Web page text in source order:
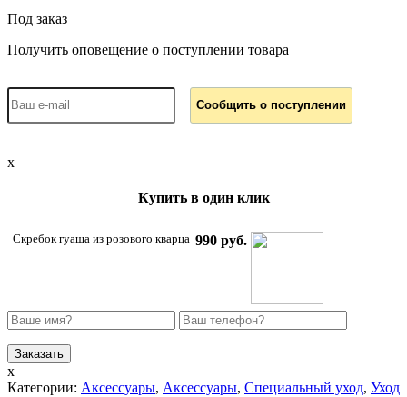
Под заказ
Получить оповещение о поступлении товара
x
Купить в один клик
Скребок гуаша из розового кварца 990 руб.
x
Категории: Аксессуары, Аксессуары, Специальный уход, Уход